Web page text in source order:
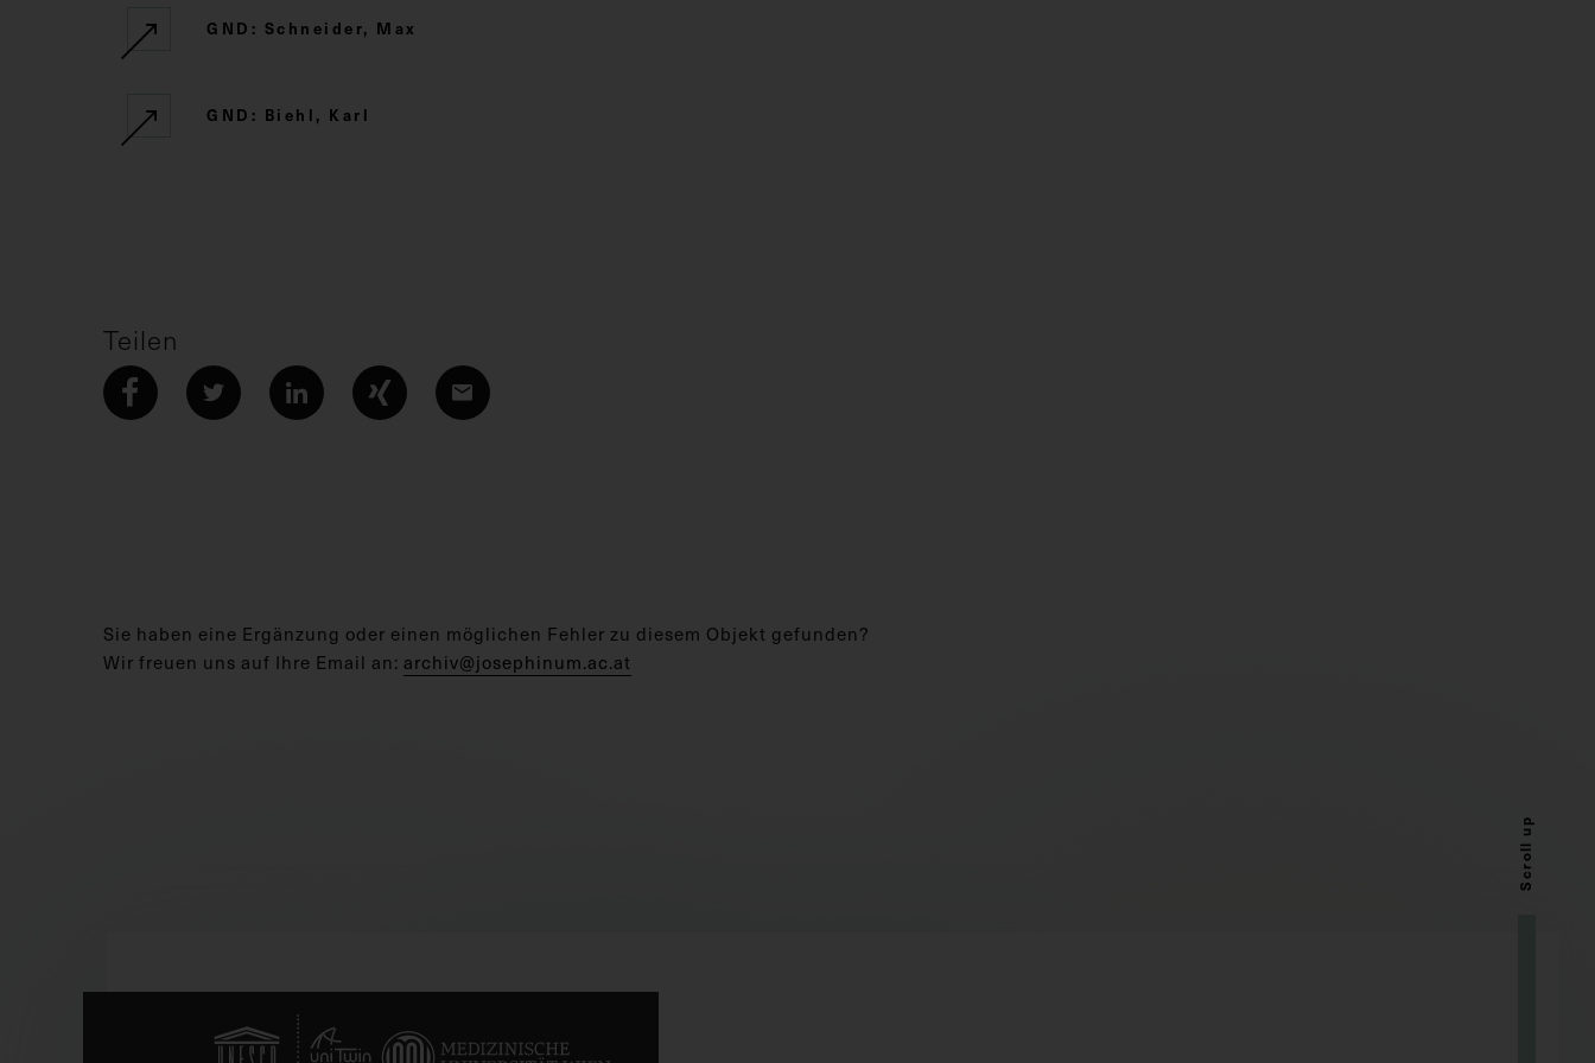
GND: Schneider, Max
GND: Biehl, Karl
Teilen
Sie haben eine Ergänzung oder einen möglichen Fehler zu diesem Objekt gefunden?
Wir freuen uns auf Ihre Email an: archiv@josephinum.ac.at
Scroll up